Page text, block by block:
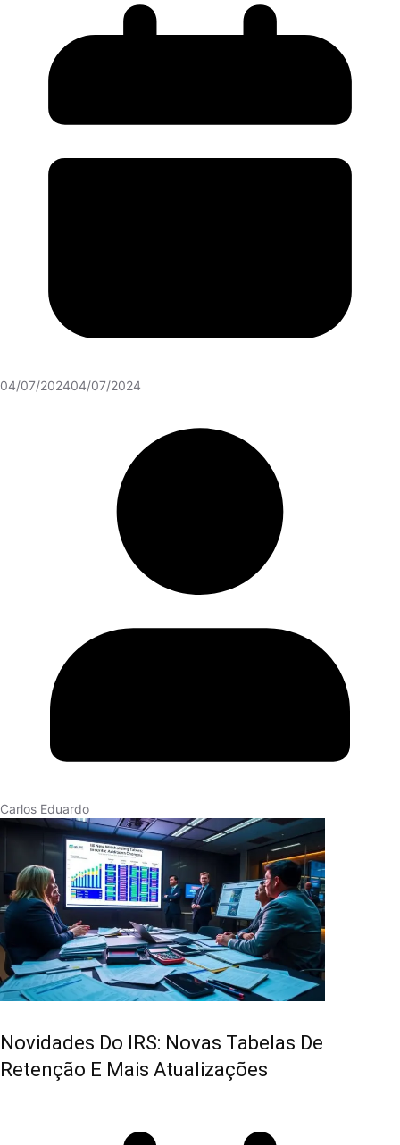
04/07/202404/07/2024
Carlos Eduardo
Novidades Do IRS: Novas Tabelas De
Retenção E Mais Atualizações